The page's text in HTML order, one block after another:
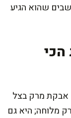
שהוא הגיע
אבקת מרק בצל
מלוחה; היא גם